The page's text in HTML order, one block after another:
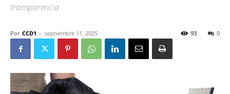
transparencia
Por CCD1 - septiembre 11, 2025 0
93